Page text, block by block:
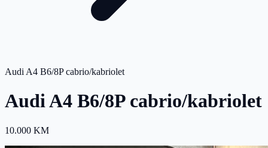
Audi A4 B6/8P cabrio/kabriolet
Audi A4 B6/8P cabrio/kabriolet
10.000 KM